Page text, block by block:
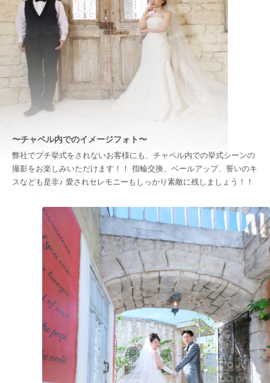
〜チャペル内でのイメージフォト〜
弊社でプチ挙式をされないお客様にも、チャペル内での挙式シーンの
撮影をお楽しみいただけます！！ 指輪交換、ベールアップ、誓いのキ
スなども是非♪ 愛されセレモニーもしっかり素敵に残しましょう！！